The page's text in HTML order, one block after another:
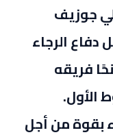
جوزيف
دفاع الرجاء
فريقه
الأول.
بقوة من أجل